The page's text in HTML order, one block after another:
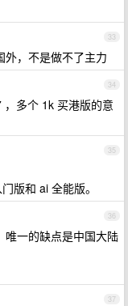
33
，不是做不了主力
34
多个 1k 买港版的意
35
版和 ai 全能版。
36
唯一的缺点是中国大陆
37